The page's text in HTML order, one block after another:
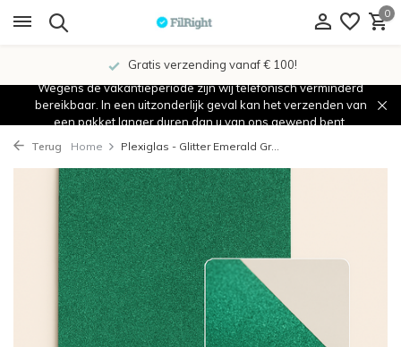
0
Gratis verzending vanaf € 100!
Wegens de vakantieperiode zijn wij telefonisch verminderd
bereikbaar. In een uitzonderlijk geval kan het verzenden van
een pakket langer duren dan u van ons gewend bent.
Terug Home Plexiglas - Glitter Emerald Gr...